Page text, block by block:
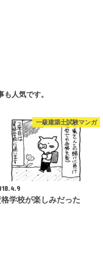
も人気です。
一級建築士試験マンガ
格学校が楽しみだった